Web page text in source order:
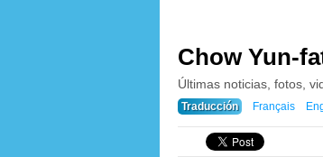
Chow Yun-
Últimas noticias, fotos,
Traducción Français